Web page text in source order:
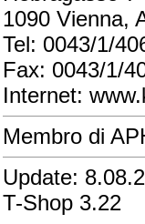
1090 Vienna,
Tel: 0043/1/
Fax: 0043/1/
Internet:
Membro di
Update:
T-Shop 3.22